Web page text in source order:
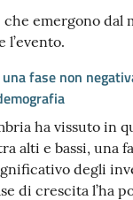
emergono dal
l’evento.
fase non
ha vissuto in
alti e bassi, una
degli
di crescita l’ha